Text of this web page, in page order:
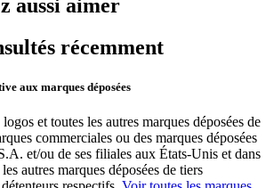
aussi aimer
récemment
aux marques déposées
et toutes les autres marques déposées de
commerciales ou des marques déposées
et/ou de ses filiales aux États-Unis et dans
autres marques déposées de tiers